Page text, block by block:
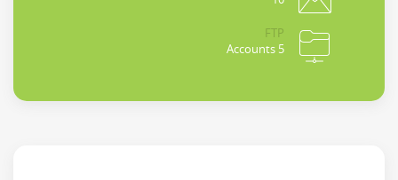
FTP
5 Accounts